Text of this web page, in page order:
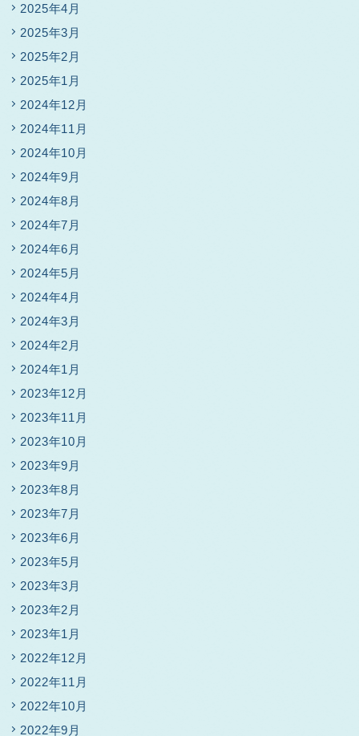
2025年4月
2025年3月
2025年2月
2025年1月
2024年12月
2024年11月
2024年10月
2024年9月
2024年8月
2024年7月
2024年6月
2024年5月
2024年4月
2024年3月
2024年2月
2024年1月
2023年12月
2023年11月
2023年10月
2023年9月
2023年8月
2023年7月
2023年6月
2023年5月
2023年3月
2023年2月
2023年1月
2022年12月
2022年11月
2022年10月
2022年9月